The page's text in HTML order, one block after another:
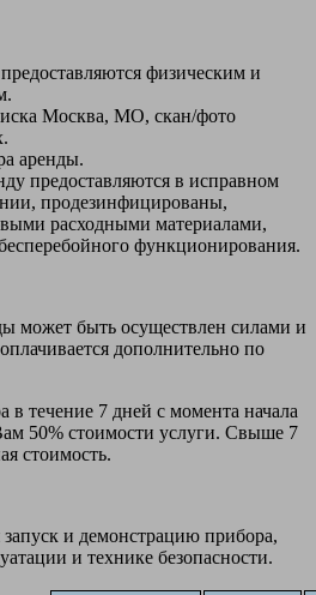
физическим и
Москва, МО, скан/фото
аренды.
предоставляются в исправном
продезинфицированы,
расходными материалами,
функционирования.
может быть осуществлен силами и
дополнительно по
в течение 7 дней с момента начала
50% стоимости услуги. Свыше 7
стоимость.
запуск и демонстрацию прибора,
и технике безопасности.